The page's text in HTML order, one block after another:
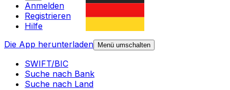
Anmelden
Registrieren
Hilfe
Die App herunterladen
Menü umschalten
SWIFT/BIC
Suche nach Bank
Suche nach Land